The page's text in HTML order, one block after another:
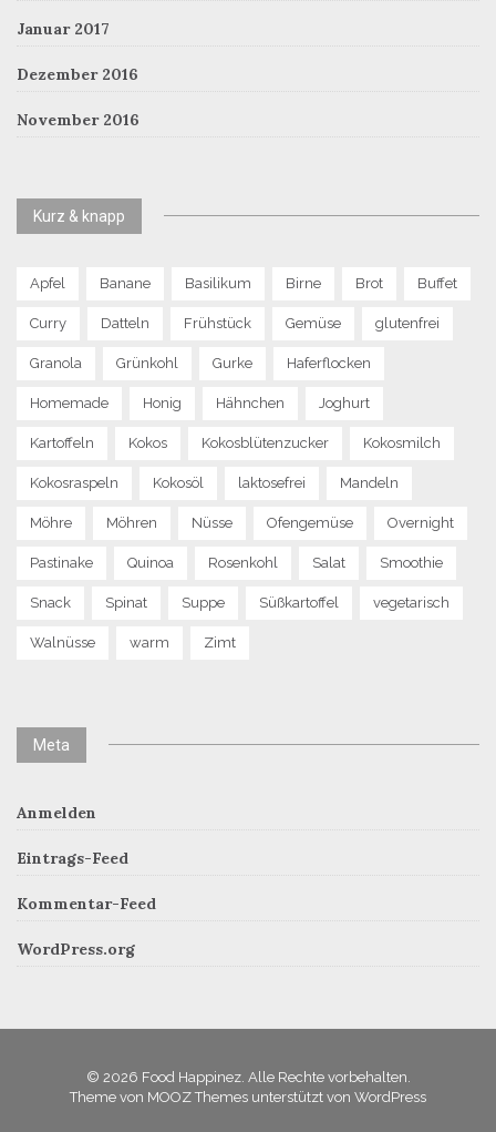
Januar 2017
Dezember 2016
November 2016
Kurz & knapp
Apfel Banane Basilikum Birne Brot Buffet
Curry Datteln Frühstück Gemüse glutenfrei
Granola Grünkohl Gurke Haferflocken
Homemade Honig Hähnchen Joghurt
Kartoffeln Kokos Kokosblütenzucker Kokosmilch
Kokosraspeln Kokosöl laktosefrei Mandeln
Möhre Möhren Nüsse Ofengemüse Overnight
Pastinake Quinoa Rosenkohl Salat Smoothie
Snack Spinat Suppe Süßkartoffel vegetarisch
Walnüsse warm Zimt
Meta
Anmelden
Eintrags-Feed
Kommentar-Feed
WordPress.org
© 2026 Food Happinez. Alle Rechte vorbehalten.
Theme von MOOZ Themes unterstützt von WordPress